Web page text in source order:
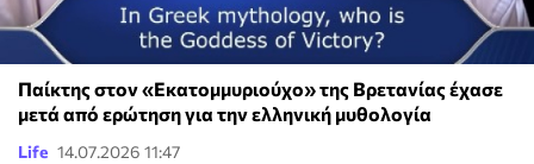
Παίκτης στον «Εκατομμυριούχο» της Βρετανίας έχασε
μετά από ερώτηση για την ελληνική μυθολογία
Life 14.07.2026 11:47